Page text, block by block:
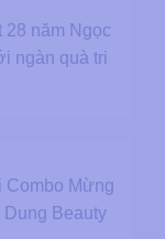
28 năm Ngọc
ngàn quà tri
Mừng
Beauty